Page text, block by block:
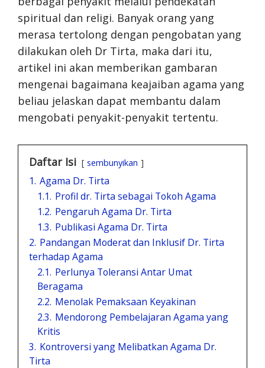
spiritual dan religi. Banyak orang yang
merasa tertolong dengan pengobatan yang
dilakukan oleh Dr Tirta, maka dari itu,
artikel ini akan memberikan gambaran
mengenai bagaimana keajaiban agama yang
beliau jelaskan dapat membantu dalam
mengobati penyakit-penyakit tertentu.
Daftar Isi sembunyikan
1. Agama Dr. Tirta
1.1. Profil dr. Tirta sebagai Tokoh Agama
1.2. Pengaruh Agama Dr. Tirta
1.3. Publikasi Agama Dr. Tirta
2. Pandangan Moderat dan Inklusif Dr. Tirta
terhadap Agama
2.1. Perlunya Toleransi Antar Umat
Beragama
2.2. Menolak Pemaksaan Keyakinan
2.3. Mendorong Pembelajaran Agama yang
Kritis
3. Kontroversi yang Melibatkan Agama Dr.
Tirta